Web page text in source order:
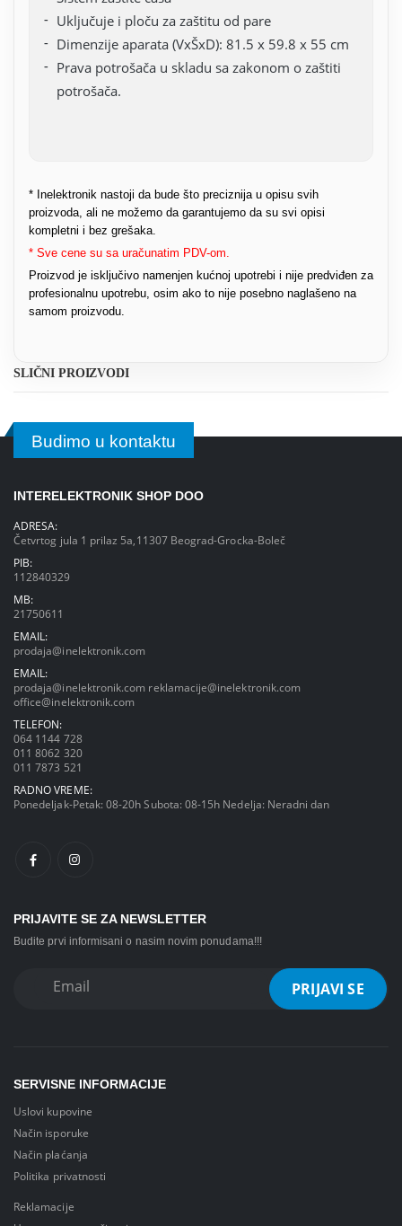
Uključuje i ploču za zaštitu od pare
Dimenzije aparata (VxŠxD): 81.5 x 59.8 x 55 cm
Prava potrošača u skladu sa zakonom o zaštiti
potrošača.
* Inelektronik nastoji da bude što preciznija u opisu svih
proizvoda, ali ne možemo da garantujemo da su svi opisi
kompletni i bez grešaka.
* Sve cene su sa uračunatim PDV-om.
Proizvod je isključivo namenjen kućnoj upotrebi i nije predviđen za
profesionalnu upotrebu, osim ako to nije posebno naglašeno na
samom proizvodu.
SLIČNI PROIZVODI
Budimo u kontaktu
INTERELEKTRONIK SHOP DOO
ADRESA:
Četvrtog jula 1 prilaz 5a,11307 Beograd-Grocka-Boleč
PIB:
112840329
MB:
21750611
EMAIL:
prodaja@inelektronik.com
EMAIL:
prodaja@inelektronik.com reklamacije@inelektronik.com
office@inelektronik.com
TELEFON:
064 1144 728
011 8062 320
011 7873 521
RADNO VREME:
Ponedeljak-Petak: 08-20h Subota: 08-15h Nedelja: Neradni dan
PRIJAVITE SE ZA NEWSLETTER
Budite prvi informisani o nasim novim ponudama!!!
SERVISNE INFORMACIJE
Uslovi kupovine
Način isporuke
Način plaćanja
Politika privatnosti
Reklamacije